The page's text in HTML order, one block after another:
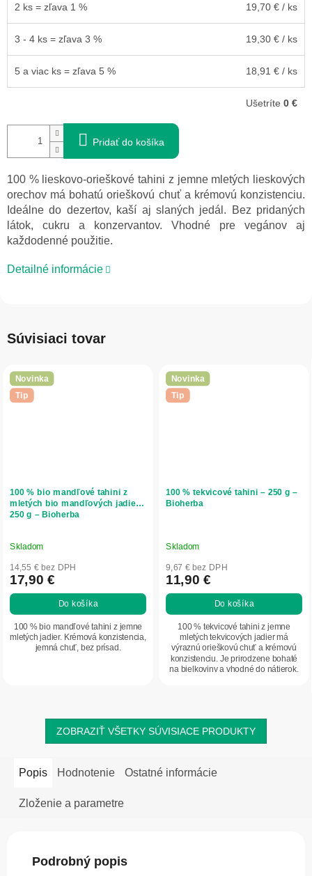
2 ks = zľava 1 % 19,70 € / ks
3 - 4 ks = zľava 3 % 19,30 € / ks
5 a viac ks = zľava 5 % 18,91 € / ks
Ušetríte 0 €
Pridať do košíka
100 % lieskovo-orieškové tahini z jemne mletých lieskových
orechov má bohatú orieškovú chuť a krémovú konzistenciu.
Ideálne do dezertov, kaší aj slaných jedál. Bez pridaných
látok, cukru a konzervantov. Vhodné pre vegánov aj
každodenné použitie.
Detailné informácie
Súvisiaci tovar
Novinka
Tip
100 % bio mandľové tahini z
mletých bio mandľových jadier –
250 g – Bioherba
Skladom
14,55 € bez DPH
17,90 €
Do košíka
100 % bio mandľové tahini z jemne
mletých jadier. Krémová konzistencia,
jemná chuť, bez prísad.
Novinka
Tip
100 % tekvicové tahini – 250 g –
Bioherba
Skladom
9,67 € bez DPH
11,90 €
Do košíka
100 % tekvicové tahini z jemne
mletých tekvicových jadier má
výraznú orieškovú chuť a krémovú
konzistenciu. Je prirodzene bohaté
na bielkoviny a vhodné do nátierok,
ZOBRAZIŤ VŠETKY SÚVISIACE PRODUKTY
Popis Hodnotenie Ostatné informácie
Zloženie a parametre
Podrobný popis